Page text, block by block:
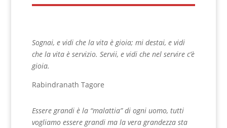
Sognai, e vidi che la vita è gioia; mi destai, e vidi
che la vita è servizio. Servii, e vidi che nel servire c’è
gioia.
Rabindranath Tagore
Essere grandi è la “malattia” di ogni uomo, tutti
vogliamo essere grandi ma la vera grandezza sta